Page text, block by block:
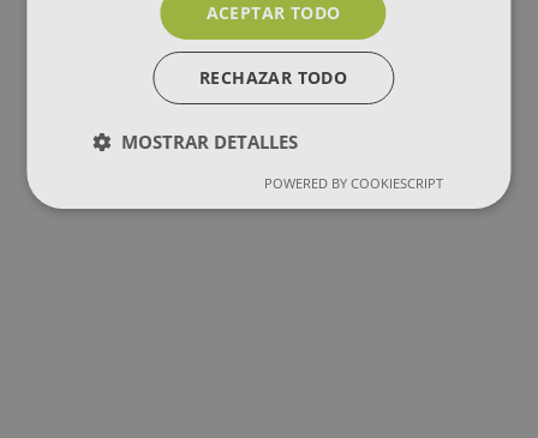
ACEPTAR TODO
RECHAZAR TODO
MOSTRAR DETALLES
POWERED BY COOKIESCRIPT